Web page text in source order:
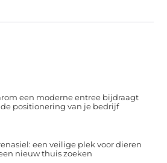
een moderne entree bijdraagt
positionering van je bedrijf
een veilige plek voor dieren
nieuw thuis zoeken